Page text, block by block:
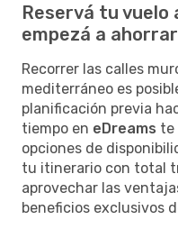
Reservá tu vuelo
empezá a
Recorrer las calles
mediterráneo es
planificación previa
tiempo en eDreams te
opciones de
tu itinerario con total
aprovechar las
beneficios exclusivos